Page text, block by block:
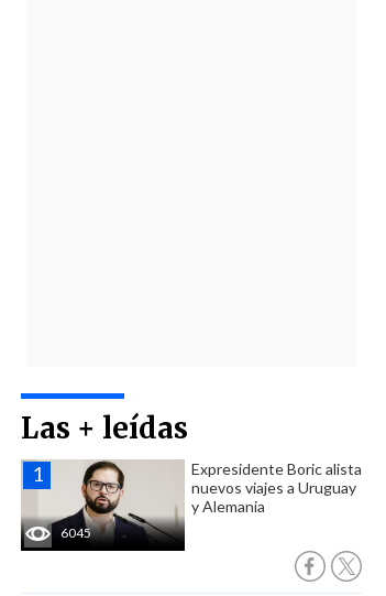
Las + leídas
6045
Expresidente Boric alista
nuevos viajes a Uruguay
y Alemania